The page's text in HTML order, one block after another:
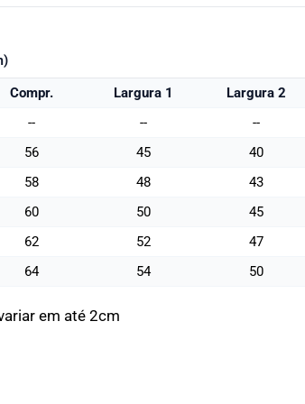
Compr. Largura 1 Largura 2
-- -- --
56 45 40
58 48 43
60 50 45
62 52 47
64 54 50
em até 2cm